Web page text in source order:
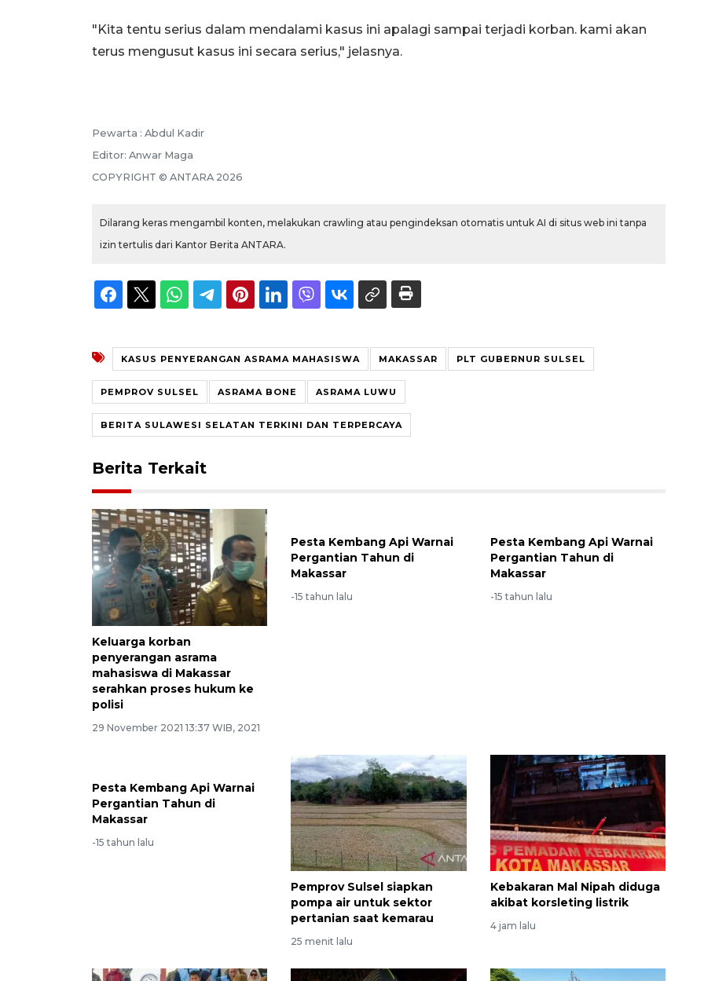
"Kita tentu serius dalam mendalami kasus ini apalagi sampai terjadi korban. kami akan
terus mengusut kasus ini secara serius," jelasnya.
Pewarta : Abdul Kadir
Editor: Anwar Maga
COPYRIGHT © ANTARA 2026
Dilarang keras mengambil konten, melakukan crawling atau pengindeksan otomatis untuk AI di situs web ini tanpa
izin tertulis dari Kantor Berita ANTARA.
KASUS PENYERANGAN ASRAMA MAHASISWA MAKASSAR PLT GUBERNUR SULSEL
PEMPROV SULSEL ASRAMA BONE ASRAMA LUWU
BERITA SULAWESI SELATAN TERKINI DAN TERPERCAYA
Berita Terkait
Keluarga korban
penyerangan asrama
mahasiswa di Makassar
serahkan proses hukum ke
polisi
29 November 2021 13:37 WIB, 2021
Pesta Kembang Api Warnai
Pergantian Tahun di
Makassar
-15 tahun lalu
Pesta Kembang Api Warnai
Pergantian Tahun di
Makassar
-15 tahun lalu
Pesta Kembang Api Warnai
Pergantian Tahun di
Makassar
-15 tahun lalu
Pemprov Sulsel siapkan
pompa air untuk sektor
pertanian saat kemarau
25 menit lalu
Kebakaran Mal Nipah diduga
akibat korsleting listrik
4 jam lalu